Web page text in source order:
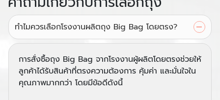
ทำไมควรเลือกโรงงานผลิตถุง Big Bag โดยตรง?
การสั่งซื้อถุง Big Bag จากโรงงานผู้ผลิตโดยตรงช่วยให้
ลูกค้าได้รับสินค้าที่ตรงความต้องการ คุ้มค่า และมั่นใจใน
คุณภาพมากกว่า โดยมีข้อดีดังนี้